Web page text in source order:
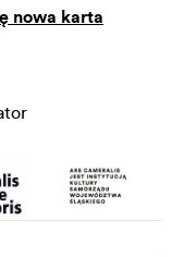
nowa karta